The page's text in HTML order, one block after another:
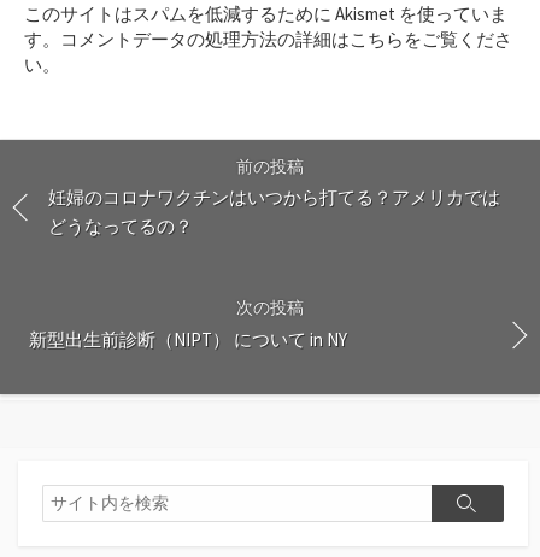
す
る
このサイトはスパムを低減するために Akismet を使っていま
す。
コメントデータの処理方法の詳細はこちらをご覧くださ
い。
前の投稿
妊婦のコロナワクチンはいつから打てる？アメリカでは
どうなってるの？
次の投稿
新型出生前診断（NIPT） について in NY
検
索
検